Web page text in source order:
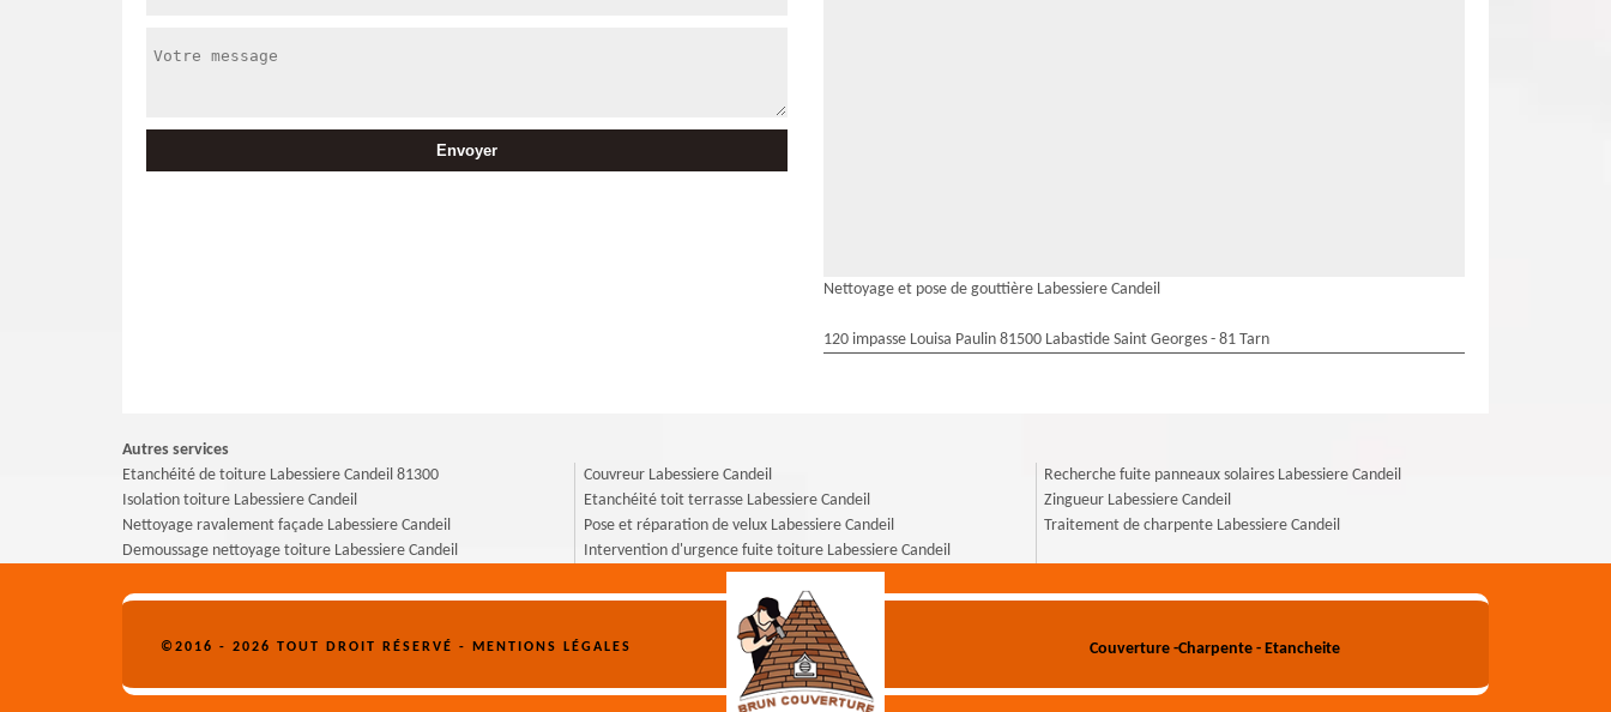
Nettoyage et pose de gouttière Labessiere Candeil
120 impasse Louisa Paulin 81500 Labastide Saint Georges - 81 Tarn
Autres services
Etanchéité de toiture Labessiere Candeil 81300
Isolation toiture Labessiere Candeil
Nettoyage ravalement façade Labessiere Candeil
Demoussage nettoyage toiture Labessiere Candeil
Couvreur Labessiere Candeil
Etanchéité toit terrasse Labessiere Candeil
Pose et réparation de velux Labessiere Candeil
Intervention d'urgence fuite toiture Labessiere Candeil
Recherche fuite panneaux solaires Labessiere Candeil
Zingueur Labessiere Candeil
Traitement de charpente Labessiere Candeil
©2016 - 2026 TOUT DROIT RÉSERVÉ - MENTIONS LÉGALES Couverture -Charpente - Etancheite